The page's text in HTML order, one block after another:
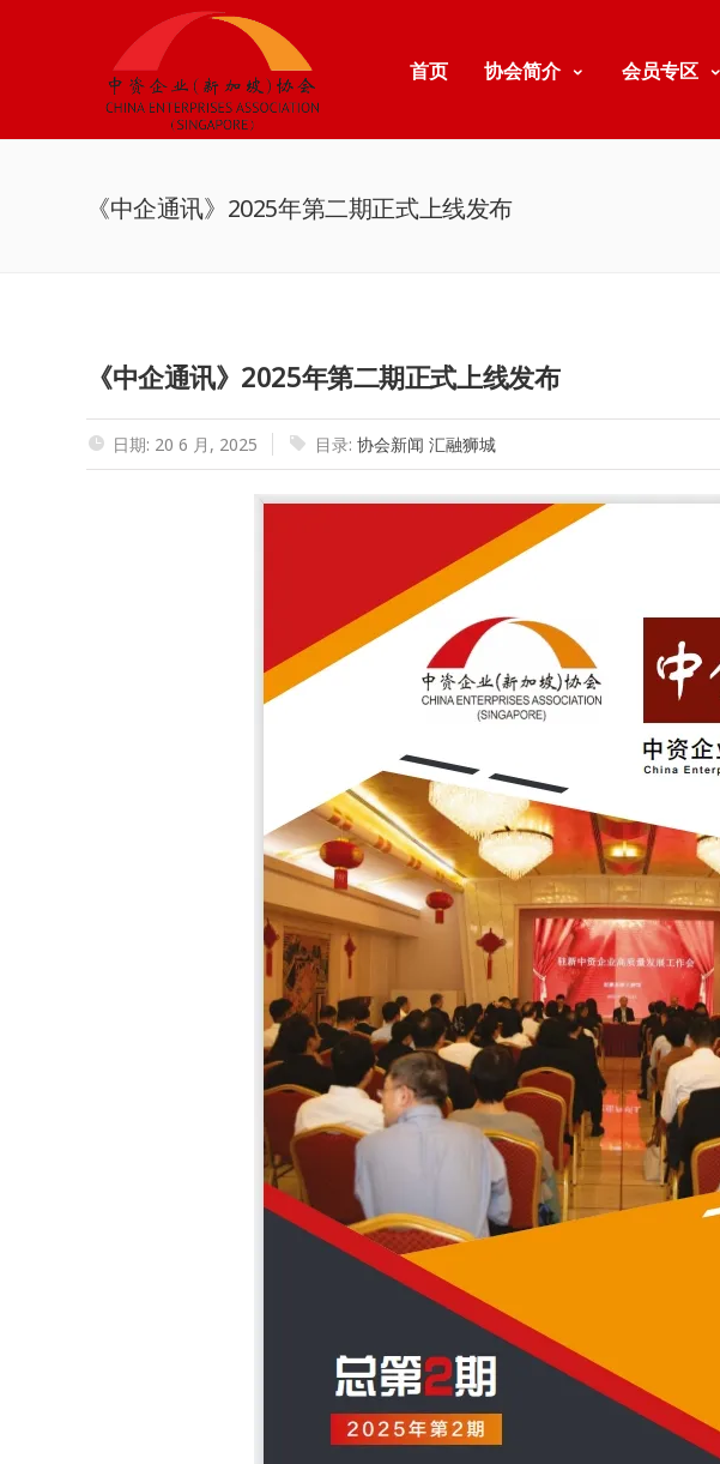
首页 协会简介 会员专区
《中企通讯》2025年第二期正式上线发布
《中企通讯》2025年第二期正式上线发布
日期: 20 6 月, 2025 目录: 协会新闻 汇融狮城